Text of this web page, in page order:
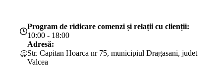
Program de ridicare comenzi și relații cu clienții:
10:00 - 18:00
Adresă:
Str. Capitan Hoarca nr 75, municipiul Dragasani, judet
Valcea